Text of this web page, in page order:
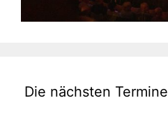
Die nächsten Termine